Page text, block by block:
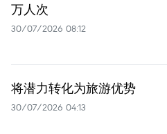
万人次
30/07/2026 08:12
将潜力转化为旅游优势
30/07/2026 04:13